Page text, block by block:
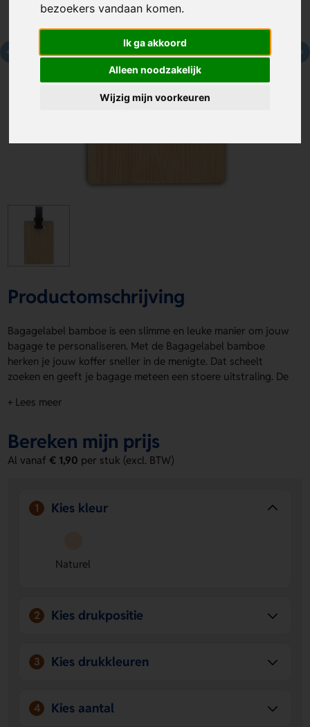
bezoekers vandaan komen.
Ik ga akkoord
Alleen noodzakelijk
Wijzig mijn voorkeuren
Productomschrijving
Bagagelabel bamboe is een slimme en leuke manier om jouw
bagage te personaliseren. Met de Bagagelabel bamboe
herken je jouw koffer sneller in de menigte. Dat scheelt
zoeken en geeft je bagage meteen een stoere uitstraling. De
Voorzijde is geschikt voor het aanbrengen van een logo,
mooi en helemaal van nu. Bestel of vraag een prijs op.
Voordelen van de Bagagelabel bamboe
tas in één oogopslag.
Voorzijde te bedrukken
frisse en robuuste look.
+ Lees meer
Bereken mijn prijs
Al vanaf€ 1,90 per stuk (excl. BTW)
1 Kies kleur
Naturel
2 Kies drukpositie
3 Kies drukkleuren
4 Kies aantal